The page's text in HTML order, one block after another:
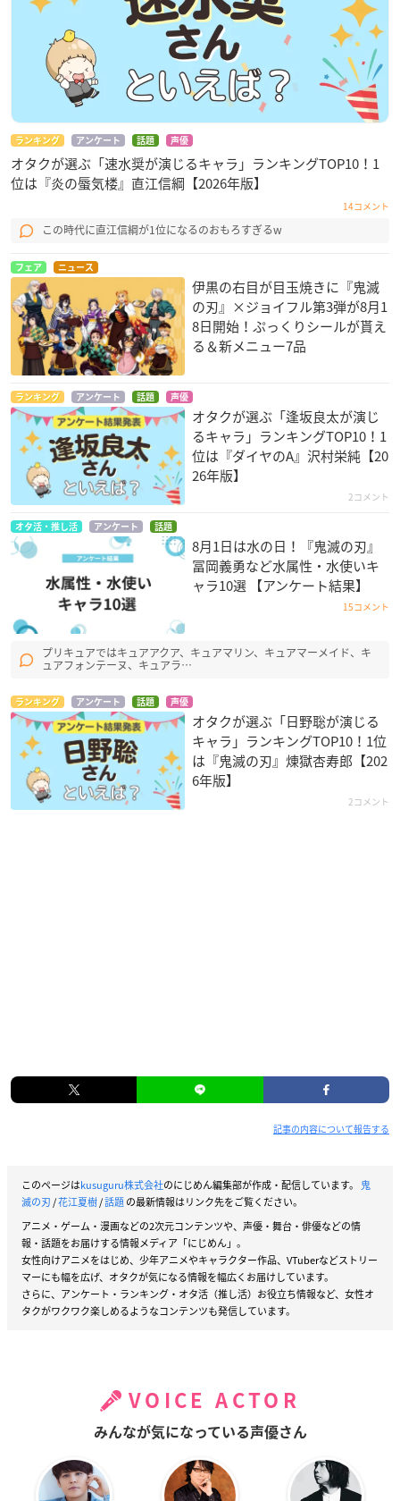
ランキング アンケート 話題 声優
オタクが選ぶ「速水奨が演じるキャラ」ランキングTOP10！1
位は『炎の蜃気楼』直江信綱【2026年版】
14コメント
この時代に直江信綱が1位になるのおもろすぎるw
フェア ニュース
伊黒の右目が目玉焼きに『鬼滅
の刃』×ジョイフル第3弾が8月1
8日開始！ぷっくりシールが貰え
る＆新メニュー7品
ランキング アンケート 話題 声優
オタクが選ぶ「逢坂良太が演じ
るキャラ」ランキングTOP10！1
位は『ダイヤのA』沢村栄純【20
26年版】
2コメント
オタ活・推し活 アンケート 話題
8月1日は水の日！『鬼滅の刃』
冨岡義勇など水属性・水使いキ
ャラ10選 【アンケート結果】
15コメント
プリキュアではキュアアクア、キュアマリン、キュアマーメイド、キ
ュアフォンテーヌ、キュアラ…
ランキング アンケート 話題 声優
オタクが選ぶ「日野聡が演じる
キャラ」ランキングTOP10！1位
は『鬼滅の刃』煉󠄁獄杏寿郎【202
6年版】
2コメント
記事の内容について報告する
このページはkusuguru株式会社のにじめん編集部が作成・配信しています。 鬼
滅の刃/花江夏樹/話題の最新情報はリンク先をご覧ください。
アニメ・ゲーム・漫画などの2次元コンテンツや、声優・舞台・俳優などの情
報・話題をお届けする情報メディア「にじめん」。
女性向けアニメをはじめ、少年アニメやキャラクター作品、VTuberなどストリー
マーにも幅を広げ、オタクが気になる情報を幅広くお届けしています。
さらに、アンケート・ランキング・オタ活（推し活）お役立ち情報など、女性オ
タクがワクワク楽しめるようなコンテンツも発信しています。
VOICE ACTOR
みんなが気になっている声優さん